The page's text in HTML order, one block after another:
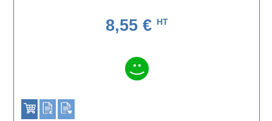
8,55 € HT